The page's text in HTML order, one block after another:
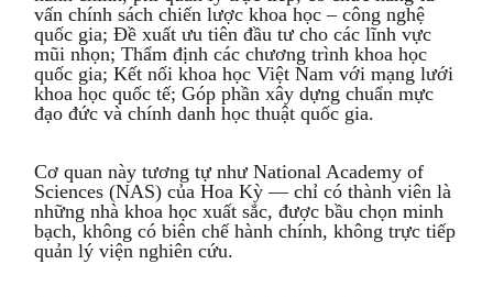
vấn chính sách chiến lược khoa học – công nghệ
quốc gia; Đề xuất ưu tiên đầu tư cho các lĩnh vực
mũi nhọn; Thẩm định các chương trình khoa học
quốc gia; Kết nối khoa học Việt Nam với mạng lưới
khoa học quốc tế; Góp phần xây dựng chuẩn mực
đạo đức và chính danh học thuật quốc gia.
Cơ quan này tương tự như National Academy of
Sciences (NAS) của Hoa Kỳ — chỉ có thành viên là
những nhà khoa học xuất sắc, được bầu chọn minh
bạch, không có biên chế hành chính, không trực tiếp
quản lý viện nghiên cứu.